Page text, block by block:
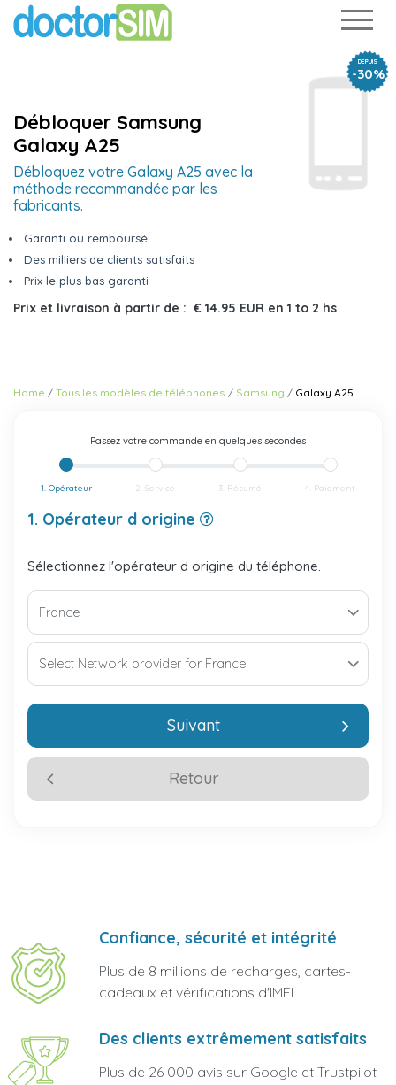
DEPUIS
-30%
Débloquer Samsung
Galaxy A25
Débloquez votre Galaxy A25 avec la
méthode recommandée par les
fabricants.
Garanti ou remboursé
Des milliers de clients satisfaits
Prix le plus bas garanti
Prix et livraison à partir de : € 14.95 EUR en 1 to 2 hs
Home Tous les modèles de téléphones Samsung Galaxy A25
Passez votre commande en quelques secondes
1. Opérateur 2. Service 3. Résumé 4. Paiement
1. Opérateur d origine
Sélectionnez l'opérateur d origine du téléphone.
Retour
Suivant
Confiance, sécurité et intégrité
Plus de 8 millions de recharges, cartes-
cadeaux et vérifications d'IMEI
Des clients extrêmement satisfaits
Plus de 26 000 avis sur Google et Trustpilot